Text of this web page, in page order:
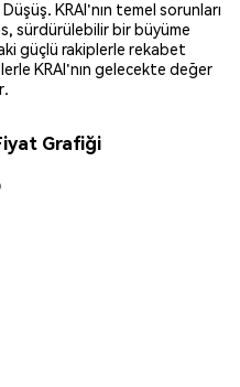
KRAI'nın temel sorunları
sürdürülebilir bir büyüme
güçlü rakiplerle rekabet
KRAI'nın gelecekte değer
Grafiği